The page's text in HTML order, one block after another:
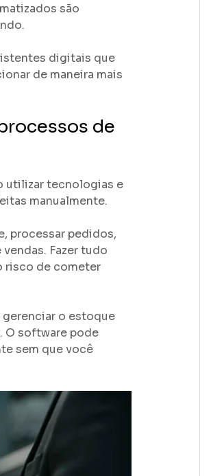
são
digitais que
de maneira mais
de
utilizar tecnologias e
manualmente.
processar pedidos,
Fazer tudo
risco de cometer
gerenciar o estoque
O software pode
sem que você